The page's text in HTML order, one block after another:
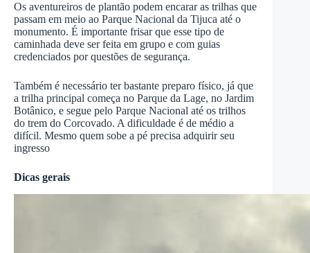
Os aventureiros de plantão podem encarar as trilhas que
passam em meio ao Parque Nacional da Tijuca até o
monumento. É importante frisar que esse tipo de
caminhada deve ser feita em grupo e com guias
credenciados por questões de segurança.
Também é necessário ter bastante preparo físico, já que
a trilha principal começa no Parque da Lage, no Jardim
Botânico, e segue pelo Parque Nacional até os trilhos
do trem do Corcovado. A dificuldade é de médio a
difícil. Mesmo quem sobe a pé precisa adquirir seu
ingresso
Dicas gerais